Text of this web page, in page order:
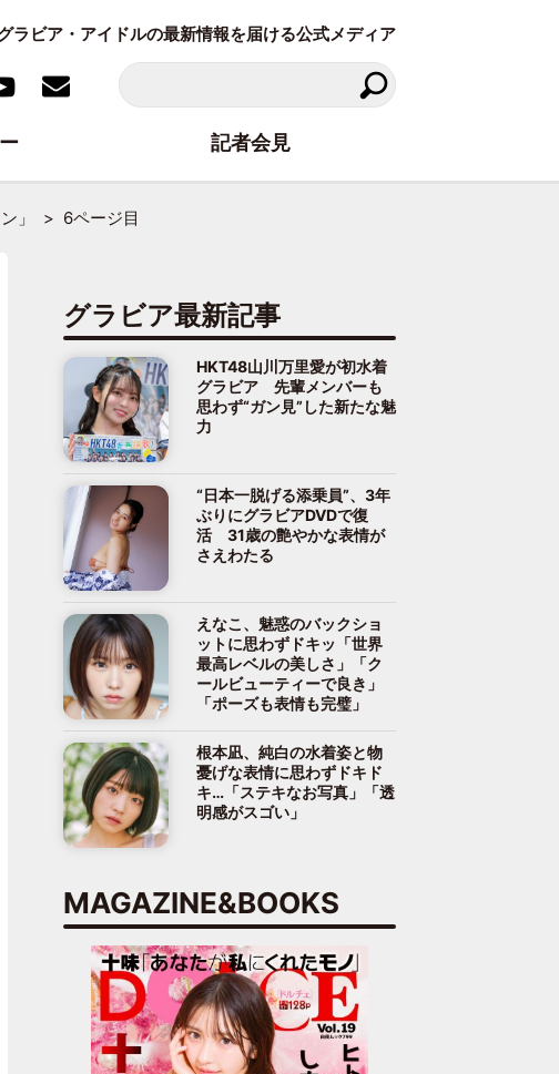
ラビア・アイドルの最新情報を届ける公式メディア
」 6ページ目
グラビア最新記事
HKT48山川万里愛が初水着
グラビア 先輩メンバーも
思わず“ガン見”した新たな魅
力
“日本一脱げる添乗員”、3年
ぶりにグラビアDVDで復
活 31歳の艶やかな表情が
さえわたる
えなこ、魅惑のバックショ
ットに思わずドキッ「世界
最高レベルの美しさ」「ク
ールビューティーで良き」
「ポーズも表情も完璧」
根本凪、純白の水着姿と物
憂げな表情に思わずドキド
キ…「ステキなお写真」「透
明感がスゴい」
MAGAZINE&BOOKS
記者会見